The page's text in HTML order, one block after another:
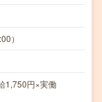
）
1,750円×実働